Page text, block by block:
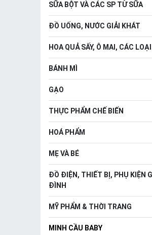
SỮA BỘT VÀ CÁC SP TỪ SỮA
ĐỒ UỐNG, NƯỚC GIẢI KHÁT
HOA QUẢ SẤY, Ô MAI, CÁC
BÁNH MÌ
GẠO
THỰC PHẨM CHẾ BIẾN
HOÁ PHẨM
MẸ VÀ BÉ
ĐỒ ĐIỆN, THIẾT BỊ, PHỤ KIỆN
ĐÌNH
MỸ PHẨM & THỜI TRANG
MINH CẦU BABY